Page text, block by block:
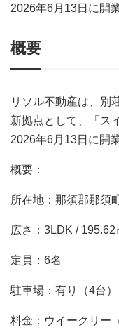
2026年6月13日に開
概要
リソル不動産は、別
新拠点として、「ス
2026年6月13日に開
概要：
所在地：那須郡那須
広さ：3LDK / 195.62
定員：6名
駐車場：有り（4台）
料金：ウイークリー